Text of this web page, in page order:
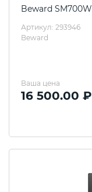
Beward SM700W
Артикул: 293946
Beward
Ваша цена
16 500.00 ₽